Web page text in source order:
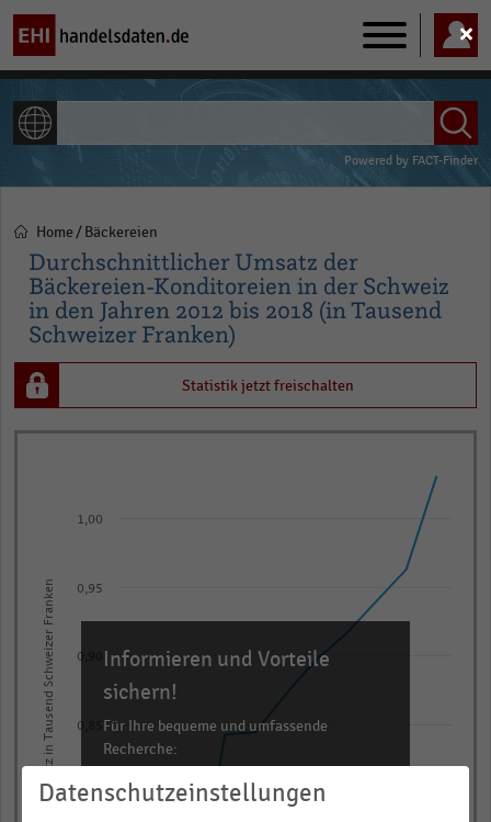
Main
navigation
Powered by FACT-Finder
Pfadnavigation
Home Bäckereien
Durchschnittlicher Umsatz der
Bäckereien-Konditoreien in der Schweiz
in den Jahren 2012 bis 2018 (in Tausend
Schweizer Franken)
Statistik jetzt freischalten
The
chart
has
axis
displaying
categories.
Umsatz in Tausend Schweizer Franken 0,80
0,85
0,90
0,95
1,00
Informieren und Vorteile
sichern!
Für Ihre bequeme und umfassende
Recherche:
Über 300.000 Daten und Kennzahlen
Datenschutzeinstellungen